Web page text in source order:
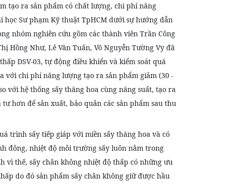
tạo ra sản phẩm có chất lượng, chi phí năng
Sư phạm Kỹ thuật TpHCM dưới sự hướng dẫn
nhóm nghiên cứu gồm các thành viên Trần Công
Hồng Như, Lê Văn Tuấn, Võ Nguyễn Tường Vy đã
DSV-03, tự động điều khiển và kiểm soát quá
với chi phí năng lượng tạo ra sản phẩm giảm (30 -
với hệ thống sấy thăng hoa cùng năng suất, tạo ra
hơn để sản xuất, bảo quản các sản phẩm sau thu
trình sấy tiếp giáp với miền sấy thăng hoa và có
đông, nhiệt độ môi trường sấy luôn nằm trong
vì thế, sấy chân không nhiệt độ thấp có những ưu
do đó sản phẩm sấy chân không giữ được hầu